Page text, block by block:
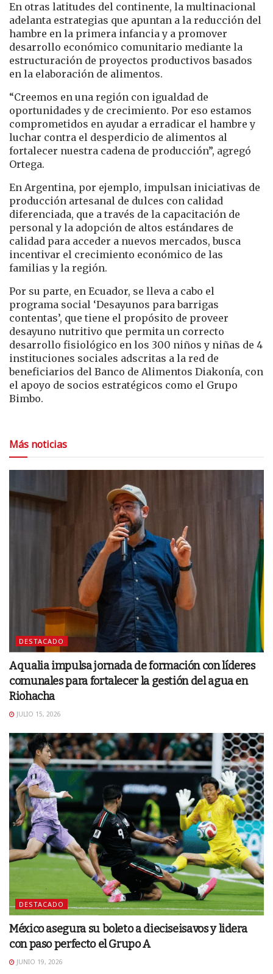
En otras latitudes del continente, la multinacional
adelanta estrategias que apuntan a la reducción del
hambre en la primera infancia y a promover
desarrollo económico comunitario mediante la
estructuración de proyectos productivos basados
en la elaboración de alimentos.
“Creemos en una región con igualdad de
oportunidades y de crecimiento. Por eso estamos
comprometidos en ayudar a erradicar el hambre y
luchar contra el desperdicio de alimentos al
fortalecer nuestra cadena de producción”, agregó
Ortega.
En Argentina, por ejemplo, impulsan iniciativas de
producción artesanal de dulces con calidad
diferenciada, que a través de la capacitación de
personal y la adopción de altos estándares de
calidad para acceder a nuevos mercados, busca
incentivar el crecimiento económico de las
familias y la región.
Por su parte, en Ecuador, se lleva a cabo el
programa social ‘Desayunos para barrigas
contentas’, que tiene el propósito de proveer
desayuno nutritivo que permita un correcto
desarrollo fisiológico en los 300 niños y niñas de 4
instituciones sociales adscritas a la red de
beneficiarios del Banco de Alimentos Diakonía, con
el apoyo de socios estratégicos como el Grupo
Bimbo.
Más noticias
DESTACADO
Aqualia impulsa jornada de formación con líderes
comunales para fortalecer la gestión del agua en
Riohacha
JULIO 15, 2026
DESTACADO
México asegura su boleto a dieciseisavos y lidera
con paso perfecto el Grupo A
JUNIO 19, 2026